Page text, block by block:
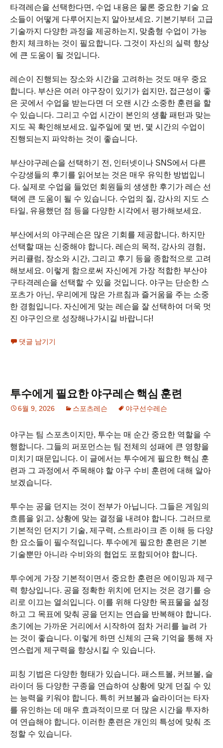
타격레슨을 선택한다면, 수업 내용은 물론 중요한 기술 요
소들이 어떻게 다루어지는지 알아보세요. 기본기부터 고급
기술까지 다양한 과정을 제공하는지, 맞춤형 수업이 가능
한지 체크하는 것이 필요합니다. 그것이 자신의 실력 향상
에 큰 도움이 될 것입니다.
레슨이 진행되는 장소와 시간을 고려하는 것도 매우 중요
합니다. 부산은 여러 야구장이 있기가 쉽지만, 접근성이 좋
은 곳에서 수업을 받는다면 더 오랜 시간 소중한 훈련을 할
수 있습니다. 그리고 수업 시간이 본인의 생활 패턴과 맞는
지도 꼭 확인해보세요. 일주일에 몇 번, 몇 시간의 수업이
진행되는지 파악하는 것이 좋습니다.
부산야구레슨을 선택하기 전, 인터넷이나 SNS에서 다른
수강생들의 후기를 읽어보는 것은 매우 유익한 방법입니
다. 실제로 수업을 들었던 회원들의 생생한 후기가 레슨 선
택에 큰 도움이 될 수 있습니다. 수업의 질, 강사의 지도 스
타일, 유용했던 점 등을 다양한 시각에서 평가해보세요.
부산에서의 야구레슨은 많은 기회를 제공합니다. 하지만
선택할 때는 신중해야 합니다. 레슨의 목적, 강사의 경험,
커리큘럼, 장소와 시간, 그리고 후기 등을 종합적으로 고려
해보세요. 이렇게 함으로써 자신에게 가장 적합한 부산야
구타격레슨을 선택할 수 있을 것입니다. 야구는 단순한 스
포츠가 아닌, 우리에게 많은 가르침과 즐거움을 주는 소중
한 경험입니다. 자신에게 맞는 레슨을 잘 선택하여 더욱 멋
진 야구인으로 성장해나가시길 바랍니다!
댓글 남기기
투수에게 필요한 야구레슨 핵심 훈련
6월 9, 2026 스포츠레슨 야구선수레슨
야구는 팀 스포츠이지만, 투수는 매 순간 중요한 역할을 수
행합니다. 그들의 퍼포먼스는 팀 전체의 성패에 큰 영향을
미치기 때문입니다. 이 글에서는 투수에게 필요한 핵심 훈
련과 그 과정에서 주목해야 할 야구 수비 훈련에 대해 알아
보겠습니다.
투수는 공을 던지는 것이 전부가 아닙니다. 그들은 게임의
흐름을 읽고, 상황에 맞는 결정을 내려야 합니다. 그러므로
기본적인 던지기 기술, 제구력, 스트라이크 존 이해 등 다양
한 요소들이 필수적입니다. 투수에게 필요한 훈련은 기본
기술뿐만 아니라 수비와의 협업도 포함되어야 합니다.
투수에게 가장 기본적이면서 중요한 훈련은 에이밍과 제구
력 향상입니다. 공을 정확한 위치에 던지는 것은 경기를 승
리로 이끄는 열쇠입니다. 이를 위해 다양한 목표물을 설정
하고 그 목표에 맞춰 공을 던지는 연습을 반복해야 합니다.
초기에는 가까운 거리에서 시작하여 점차 거리를 늘려 가
는 것이 좋습니다. 이렇게 하면 신체의 근육 기억을 통해 자
연스럽게 제구력을 향상시킬 수 있습니다.
피칭 기법은 다양한 형태가 있습니다. 패스트볼, 커브볼, 슬
라이더 등 다양한 구종을 연습하여 상황에 맞게 던질 수 있
는 능력을 키워야 합니다. 특히 커브볼과 슬라이더는 타자
를 유인하는 데 매우 효과적이므로 더 많은 시간을 투자하
여 연습해야 합니다. 이러한 훈련은 개인의 특성에 맞춰 조
정할 수 있습니다.